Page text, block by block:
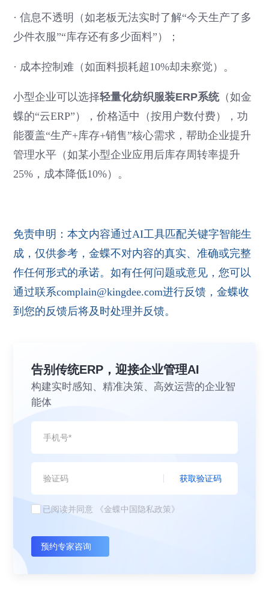
·信息不透明（如老板无法实时了解“今天生产了多
少件衣服”“库存还有多少面料”）；
· 成本控制难（如面料损耗超10%却未察觉）。
小型企业可以选择轻量化纺织服装ERP系统（如金
蝶的“云ERP”），价格适中（按用户数付费），功
能覆盖“生产+库存+销售”核心需求，帮助企业提升
管理水平（如某小型企业应用后库存周转率提升
25%，成本降低10%）。
免责申明：本文内容通过AI工具匹配关键字智能生
成，仅供参考，金蝶不对内容的真实、准确或完整
作任何形式的承诺。如有任何问题或意见，您可以
通过联系complain@kingdee.com进行反馈，金蝶收
到您的反馈后将及时处理并反馈。
告别传统ERP，迎接企业管理AI
构建实时感知、精准决策、高效运营的企业智
能体
获取验证码
已阅读并同意 《金蝶中国隐私政策》
预约专家咨询